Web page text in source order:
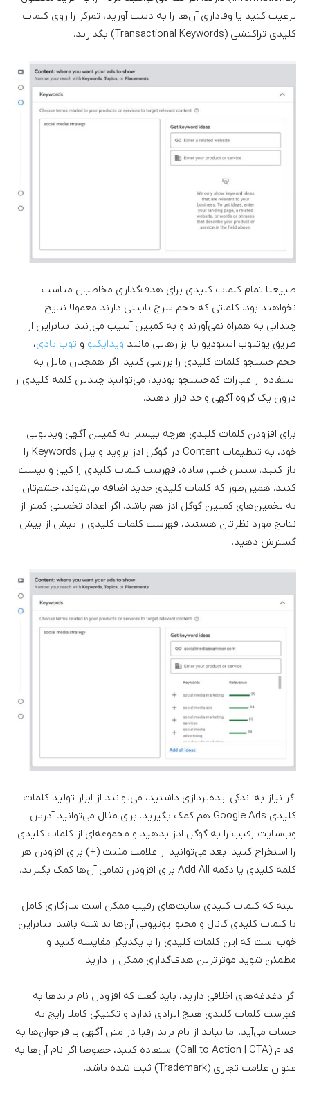
ترغیب کنید یا وفاداری آن‌ها را به دست آورید، تمرکز را روی کلمات
کلیدی تراکنشی (Transactional Keywords) بگذارید.
طبیعتا تمام کلمات کلیدی برای هدف‌گذاری مخاطبان مناسب
نخواهند بود. کلماتی که حجم سرچ پایینی دارند معمولا نتایج
چندانی به همراه نمی‌آورند و به کمپین آسیب می‌زنند. بنابراین از
طریق یوتیوب استودیو یا ابزارهایی مانند ویدایکیو و توب بادی،
حجم جستجو کلمات کلیدی را بررسی کنید. اگر همچنان مایل به
استفاده از عبارات کم‌جستجو بودید، می‌توانید چندین کلمه کلیدی را
درون یک گروه آگهی واحد قرار دهید.
برای افزودن کلمات کلیدی هرچه بیشتر به کمپین آگهی ویدیویی
خود، به تنظیمات Content در گوگل ادز بروید و پنل Keywords را
باز کنید. سپس خیلی ساده، فهرست کلمات کلیدی را کپی و پیست
کنید. همین‌طور که کلمات کلیدی جدید اضافه می‌شوند، چشم‌تان
به تخمین‌های کمپین گوگل ادز هم باشد. اگر اعداد تخمینی کمتر از
نتایج مورد نظرتان هستند، فهرست کلمات کلیدی را بیش از پیش
گسترش دهید.
اگر نیاز به اندکی ایده‌پردازی داشتید، می‌توانید از ابزار تولید کلمات
کلیدی Google Ads هم کمک بگیرید. برای مثال می‌توانید آدرس
وب‌سایت رقیب را به گوگل ادز بدهید و مجموعه‌ای از کلمات کلیدی
را استخراج کنید. بعد می‌توانید از علامت مثبت (+) برای افزودن هر
کلمه کلیدی یا دکمه Add All برای افزودن تمامی آن‌ها کمک بگیرید.
البته که کلمات کلیدی سایت‌های رقیب ممکن است سازگاری کامل
با کلمات کلیدی کانال و محتوا یوتیوبی آن‌ها نداشته باشد. بنابراین
خوب است که این کلمات کلیدی را با یکدیگر مقایسه کنید و
مطمئن شوید موثرترین هدف‌گذاری ممکن را دارید.
اگر دغدغه‌های اخلاقی دارید، باید گفت که افزودن نام برندها به
فهرست کلمات کلیدی هیچ ایرادی ندارد و تکنیکی کاملا رایج به
حساب می‌آید. اما نباید از نام برند رقبا در متن آگهی یا فراخوان‌ها به
اقدام (Call to Action | CTA) استفاده کنید، خصوصا اگر نام آن‌ها به
عنوان علامت تجاری (Trademark) ثبت شده باشد.